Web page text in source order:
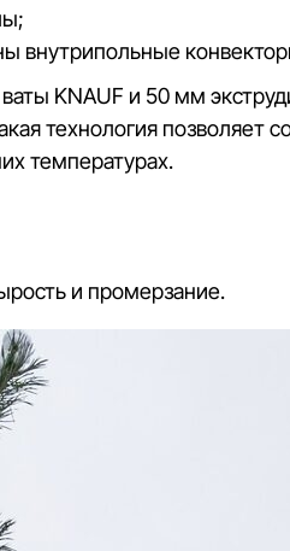
внутрипольные
KNAUF и 50 мм
технология позволяет
температурах.
и промерзание.